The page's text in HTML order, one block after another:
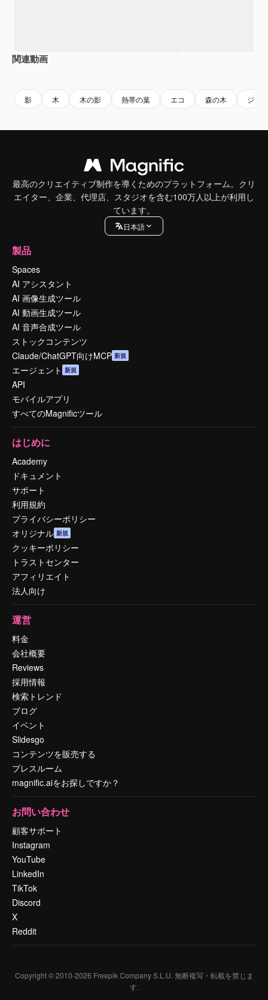
関連動画
影 木 木の影 熱帯の葉 エコ 森の木 ジャ
最高のクリエイティブ制作を導くためのプラットフォーム。クリ
エイター、企業、代理店、スタジオを含む100万人以上が利用し
ています。
日本語
製品
Spaces
AI アシスタント
AI 画像生成ツール
AI 動画生成ツール
AI 音声合成ツール
ストックコンテンツ
Claude/ChatGPT向けMCP 新規
エージェント 新規
API
モバイルアプリ
すべてのMagnificツール
はじめに
Academy
ドキュメント
サポート
利用規約
プライバシーポリシー
オリジナル 新規
クッキーポリシー
トラストセンター
アフィリエイト
法人向け
運営
料金
会社概要
Reviews
採用情報
検索トレンド
ブログ
イベント
Slidesgo
コンテンツを販売する
プレスルーム
magnific.aiをお探しですか？
お問い合わせ
顧客サポート
Instagram
YouTube
LinkedIn
TikTok
Discord
X
Reddit
Copyright © 2010-2026 Freepik Company S.L.U. 無断複写・転載を禁じま
す.